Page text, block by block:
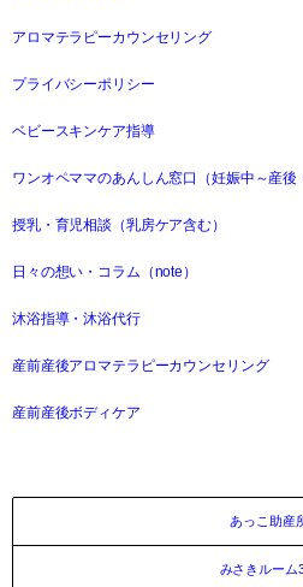
アロマテラピーカウンセリング
プライバシーポリシー
ベビースキンケア指導
ワンオペママのあんしん窓口（妊娠中～産後
授乳・育児相談（乳房ケア含む）
日々の想い・コラム（note）
沐浴指導・沐浴代行
産前産後アロマテラピーカウンセリング
産前産後ボディケア
あっこ助産
みさきルーム